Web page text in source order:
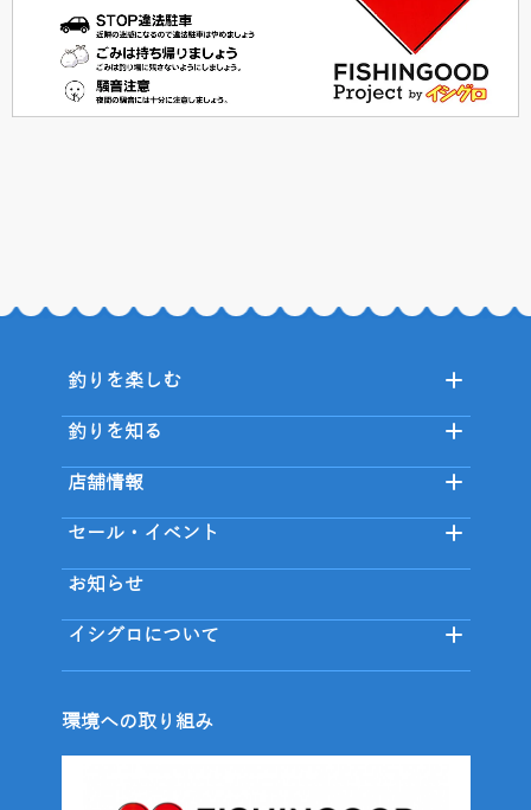
釣りを楽しむ
釣りを知る
店舗情報
セール・イベント
お知らせ
イシグロについて
環境への取り組み